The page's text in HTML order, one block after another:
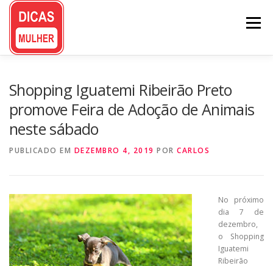
Pular
conteúdo
Menu
Shopping Iguatemi Ribeirão Preto
promove Feira de Adoção de Animais
neste sábado
PUBLICADO EM DEZEMBRO 4, 2019 POR CARLOS
No próximo
dia 7 de
dezembro,
o Shopping
Iguatemi
Ribeirão